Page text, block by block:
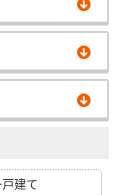
建て